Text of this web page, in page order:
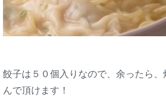
餃子は５０個入りなので、余ったら、
んで頂けます！